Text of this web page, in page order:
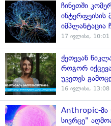
ჩინეთში
იმპლანტაცია
17 ივლისი, 10:01
ქეთევან
როგორ
უკეთეს
16 ივლისი, 13:08
Anthropic-მა
სივრცე"